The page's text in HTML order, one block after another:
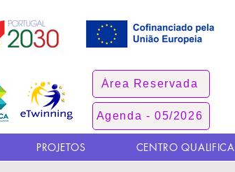
Área Reservada
Agenda - 05/2026
PROJETOS CENTRO QUALIFICA